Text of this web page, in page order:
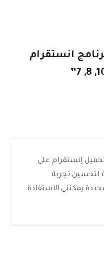
انستقرام
إنستقرام على
لتحسين تجربة
يمكنني الاستفادة